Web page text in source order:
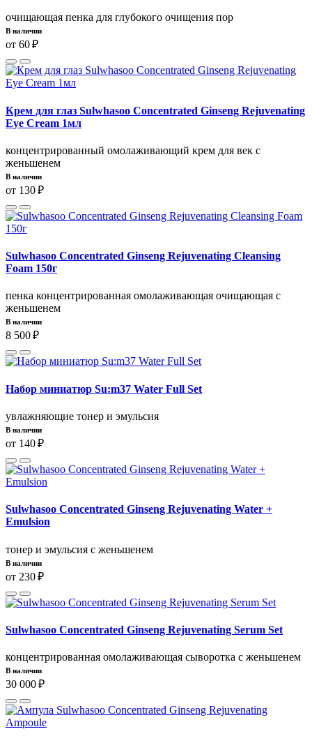
очищающая пенка для глубокого очищения пор
В наличии
от 60 ₽
Крем для глаз Sulwhasoo Concentrated Ginseng Rejuvenating
Eye Cream 1мл
концентрированный омолаживающий крем для век с
женьшенем
В наличии
от 130 ₽
Sulwhasoo Concentrated Ginseng Rejuvenating Cleansing
Foam 150г
пенка концентрированная омолаживающая очищающая с
женьшенем
В наличии
8 500 ₽
Набор миниатюр Su:m37 Water Full Set
увлажняющие тонер и эмульсия
В наличии
от 140 ₽
Sulwhasoo Concentrated Ginseng Rejuvenating Water +
Emulsion
тонер и эмульсия с женьшенем
В наличии
от 230 ₽
Sulwhasoo Concentrated Ginseng Rejuvenating Serum Set
концентрированная омолаживающая сыворотка с женьшенем
В наличии
30 000 ₽